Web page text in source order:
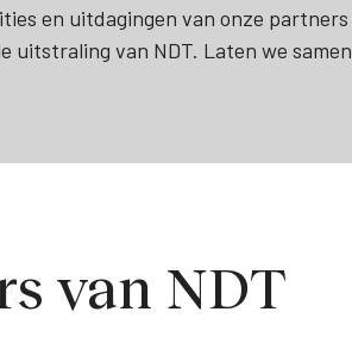
en uitdagingen van onze partners
van NDT. Laten we samen
van NDT